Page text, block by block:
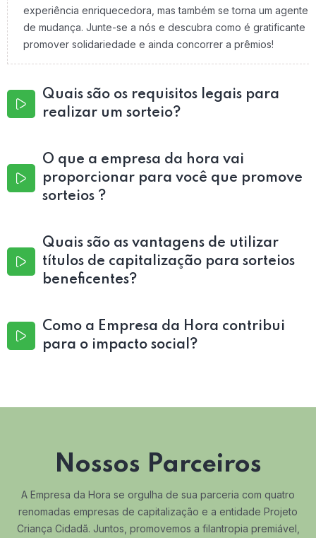
experiência enriquecedora, mas também se torna um agente
de mudança. Junte-se a nós e descubra como é gratificante
promover solidariedade e ainda concorrer a prêmios!
Quais são os requisitos legais para
realizar um sorteio?
O que a empresa da hora vai
proporcionar para você que promove
sorteios ?
Quais são as vantagens de utilizar
títulos de capitalização para sorteios
beneficentes?
Como a Empresa da Hora contribui
para o impacto social?
Nossos Parceiros
A Empresa da Hora se orgulha de sua parceria com quatro
renomadas empresas de capitalização e a entidade Projeto
Criança Cidadã. Juntos, promovemos a filantropia premiável,